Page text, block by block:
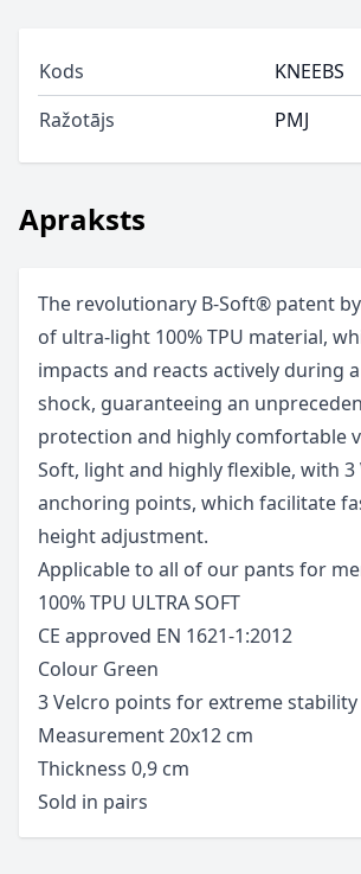
Apraksts
The revolutionary B-Soft® patent by
of ultra-light 100% TPU material,
impacts and reacts actively during
shock, guaranteeing an
protection and highly comfortable
Soft, light and highly flexible, with 3
anchoring points, which facilitate
height adjustment.
Applicable to all of our pants for
100% TPU ULTRA SOFT
CE approved EN 1621-1:2012
Colour Green
3 Velcro points for extreme stability
Measurement 20x12 cm
Thickness 0,9 cm
Sold in pairs
Kods
KNEEBS
Ražotājs
PMJ